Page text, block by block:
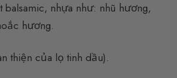
nhựa như: nhũ hương,
hương.
thiện của lọ tinh dầu).